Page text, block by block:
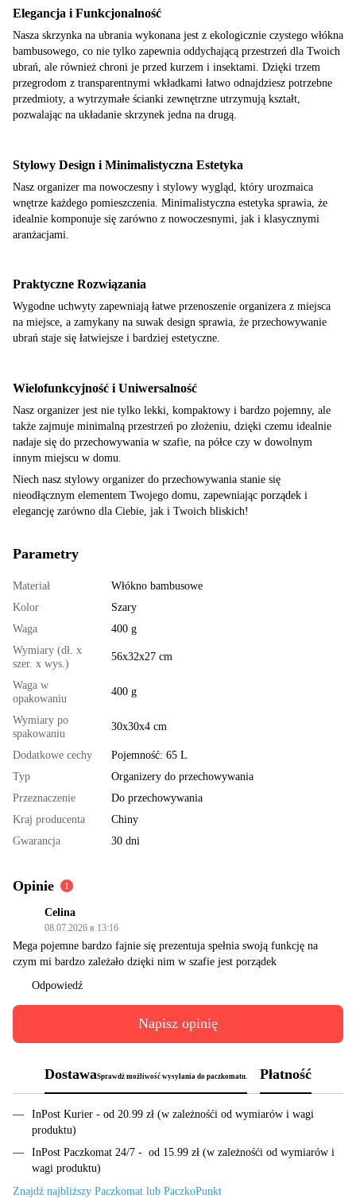
Elegancja i Funkcjonalność
Nasza skrzynka na ubrania wykonana jest z ekologicznie czystego włókna
bambusowego, co nie tylko zapewnia oddychającą przestrzeń dla Twoich
ubrań, ale również chroni je przed kurzem i insektami. Dzięki trzem
przegrodom z transparentnymi wkładkami łatwo odnajdziesz potrzebne
przedmioty, a wytrzymałe ścianki zewnętrzne utrzymują kształt,
pozwalając na układanie skrzynek jedna na drugą.
Stylowy Design i Minimalistyczna Estetyka
Nasz organizer ma nowoczesny i stylowy wygląd, który urozmaica
wnętrze każdego pomieszczenia. Minimalistyczna estetyka sprawia, że
idealnie komponuje się zarówno z nowoczesnymi, jak i klasycznymi
aranżacjami.
Praktyczne Rozwiązania
Wygodne uchwyty zapewniają łatwe przenoszenie organizera z miejsca
na miejsce, a zamykany na suwak design sprawia, że przechowywanie
ubrań staje się łatwiejsze i bardziej estetyczne.
Wielofunkcyjność i Uniwersalność
Nasz organizer jest nie tylko lekki, kompaktowy i bardzo pojemny, ale
także zajmuje minimalną przestrzeń po złożeniu, dzięki czemu idealnie
nadaje się do przechowywania w szafie, na półce czy w dowolnym
innym miejscu w domu.
Niech nasz stylowy organizer do przechowywania stanie się
nieodłącznym elementem Twojego domu, zapewniając porządek i
elegancję zarówno dla Ciebie, jak i Twoich bliskich!
Parametry
Materiał
Włókno bambusowe
Kolor
Szary
Waga
400 g
Wymiary (dł. x
szer. x wys.)
56x32x27 cm
Waga w
opakowaniu
400 g
Wymiary po
spakowaniu
30х30х4 cm
Dodatkowe cechy
Pojemność: 65 L
Typ
Organizery do przechowywania
Przeznaczenie
Do przechowywania
Kraj producenta
Chiny
Gwarancja
30 dni
Opinie 1
Celina
08.07.2026 в 13:16
Mega pojemne bardzo fajnie się prezentuja spełnia swoją funkcję na
czym mi bardzo zależało dzięki nim w szafie jest porządek
Odpowiedź
Napisz opinię
DostawaSprawdż możliwość wysyłania do paczkomatu. Płatność
InPost Kurier - od 20.99 zł (w zależnośći od wymiarów i wagi
produktu)
InPost Paczkomat 24/7 - od 15.99 zł (w zależnośći od wymiarów i
wagi produktu)
Znajdź najbliższy Paczkomat lub PaczkoPunkt